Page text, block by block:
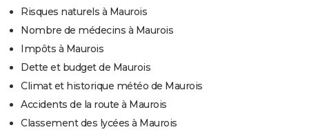
Risques naturels à Maurois
Nombre de médecins à Maurois
Impôts à Maurois
Dette et budget de Maurois
Climat et historique météo de Maurois
Accidents de la route à Maurois
Classement des lycées à Maurois